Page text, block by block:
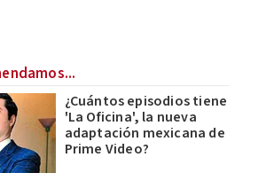
¿Cuántos episodios tiene
'La Oficina', la nueva
adaptación mexicana de
Prime Video?